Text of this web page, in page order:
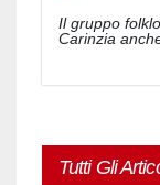
Il gruppo
Carinzia
Tutti Gli